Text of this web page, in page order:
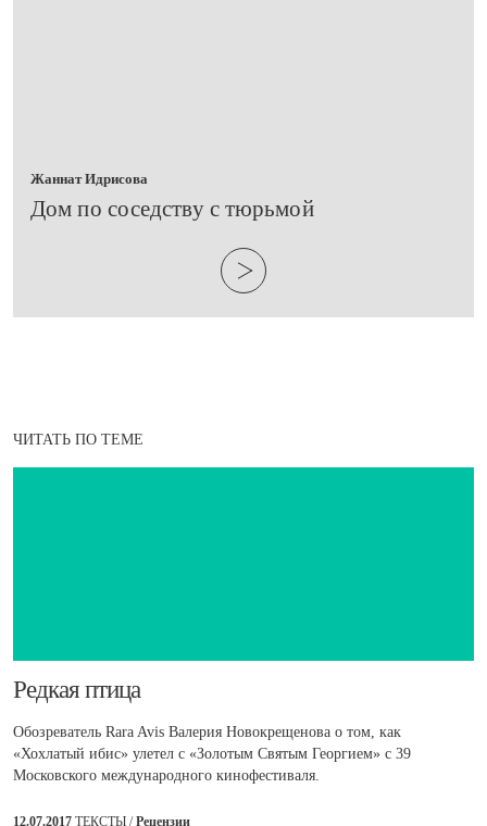
Жаннат Идрисова
​Дом по соседству с тюрьмой
ЧИТАТЬ ПО ТЕМЕ
​Редкая птица
Обозреватель Rara Avis Валерия Новокрещенова о том, как
«Хохлатый ибис» улетел с «Золотым Святым Георгием» с 39
Московского международного кинофестиваля.
12.07.2017 ТЕКСТЫ /Рецензии